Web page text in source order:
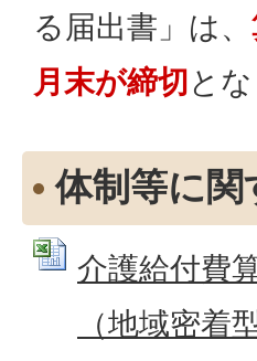
る届出書」は、
月末が締切 と
体制等に関
介護給付費
（地域密着